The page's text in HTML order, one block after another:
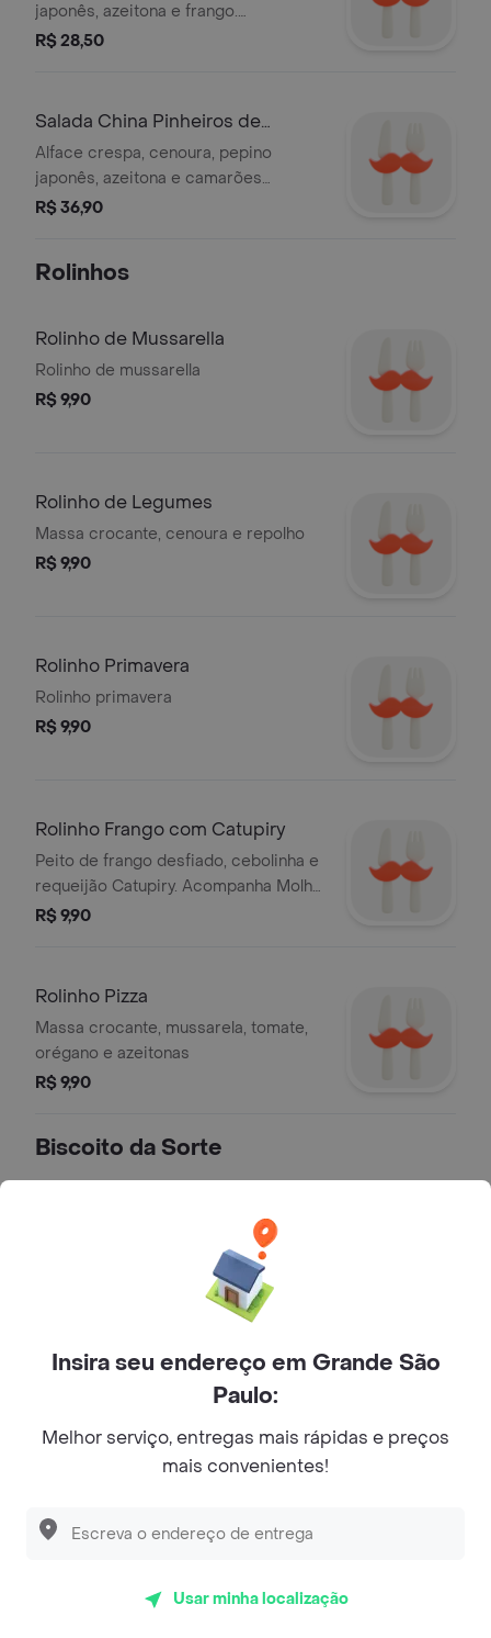
japonês, azeitona e frango.
Acompanha molho rosé ou italian.
R$ 28,50
Salada China Pinheiros de
Camarão
Alface crespa, cenoura, pepino
japonês, azeitona e camarões
selecionados. Acompanha molho
R$ 36,90
Rolinhos
Rolinho de Mussarella
Rolinho de mussarella
R$ 9,90
Rolinho de Legumes
Massa crocante, cenoura e repolho
R$ 9,90
Rolinho Primavera
Rolinho primavera
R$ 9,90
Rolinho Frango com Catupiry
Peito de frango desfiado, cebolinha e
requeijão Catupiry. Acompanha Molho
Agridoce.
R$ 9,90
Rolinho Pizza
Massa crocante, mussarela, tomate,
orégano e azeitonas
R$ 9,90
Biscoito da Sorte
10 Unds. Do Biscoito da Sorte
Tradicional biscoito chinês da Sorte
Biscoito da Sorte
Tradicional biscoito chinês da Sorte
R$ 1,50
Sobremesas
Frutas Caramelizadas
Insira seu endereço em Grande São
Paulo:
Melhor serviço, entregas mais rápidas e preços
mais convenientes!
Usar minha localização